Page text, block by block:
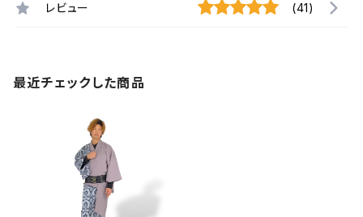
レビュー (41)
最近チェックした商品